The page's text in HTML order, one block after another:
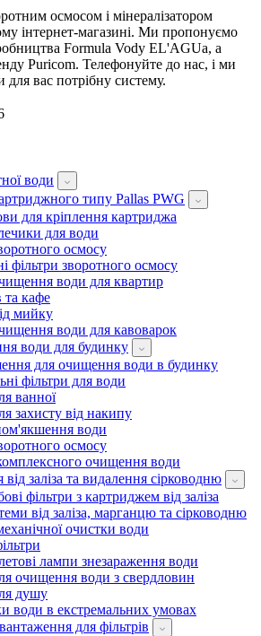
осмосом і мінералізатором
інтернет-магазині. Ми пропонуємо
Formula Vody EL'AGUa, а
Puricom. Телефонуйте до нас, і ми
для вас потрібну систему.
води
типу Pallas PWG
для кріплення картриджа
для води
осмосу
фільтри зворотного осмосу
води для квартир
та кафе
мийку
води для кавоварок
води для будинку
для очищення води в будинку
фільтри для води
ванної
захисту від накипу
води
осмосу
очищення води
від заліза та видалення сірководню
фільтри з картриджем від заліза
від заліза, марганцю та сірководню
очистки води
лампи знезараження води
очищення води з свердловин
душу
води в екстремальних умовах
для фільтрів